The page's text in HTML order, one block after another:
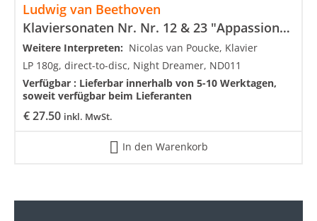
Ludwig van Beethoven
Klaviersonaten Nr. Nr. 12 & 23 "Appassionata"
€27.50 inkl. MwSt.
Weitere Interpreten: Nicolas van Poucke, Klavier
LP 180g, direct-to-disc, Night Dreamer, ND011
Verfügbar : Lieferbar innerhalb von 5-10 Werktagen,
soweit verfügbar beim Lieferanten
In den Warenkorb